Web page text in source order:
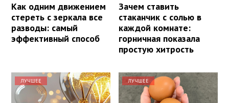
Как одним движением
стереть с зеркала все
разводы: самый
эффективный способ
Зачем ставить
стаканчик с солью в
каждой комнате:
горничная показала
простую хитрость
ЛУЧШЕЕ ЛУЧШЕЕ